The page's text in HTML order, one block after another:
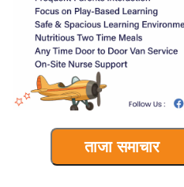
ताजा समाचार